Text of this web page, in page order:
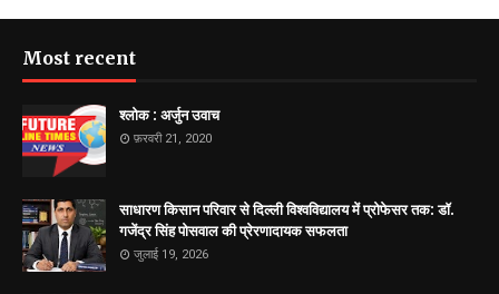
Most recent
श्लोक : अर्जुन उवाच
फ़रवरी 21, 2020
साधारण किसान परिवार से दिल्ली विश्वविद्यालय में प्रोफेसर तक: डॉ.
गजेंद्र सिंह पोसवाल की प्रेरणादायक सफलता
जुलाई 19, 2026